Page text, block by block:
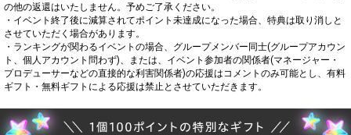
の他の返還はいたしません。予めご了承ください。
・イベント終了後に減算されてポイント未達成になった場合、特典は取り消しと
させていただく場合があります。
・ランキングが関わるイベントの場合、グループメンバー同士(グループアカウン
ト、個人アカウント問わず)、または、イベント参加者の関係者(マネージャー・
プロデューサーなどの直接的な利害関係者)の応援はコメントのみ可能とし、有料
ギフト・無料ギフトによる応援は禁止とさせていただきます。